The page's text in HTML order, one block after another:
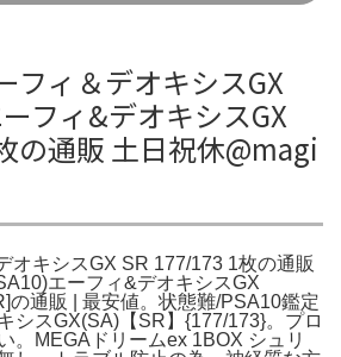
フィ＆デオキシスGX
フィ&デオキシスGX
の通販 土日祝休@magi
オキシスGX SR 177/173 1枚の通販
エーフィ&デオキシスGX
の通販 | 最安値。状態難/PSA10鑑定
シスGX(SA)【SR】{177/173}。プロ
。MEGAドリームex 1BOX シュリ